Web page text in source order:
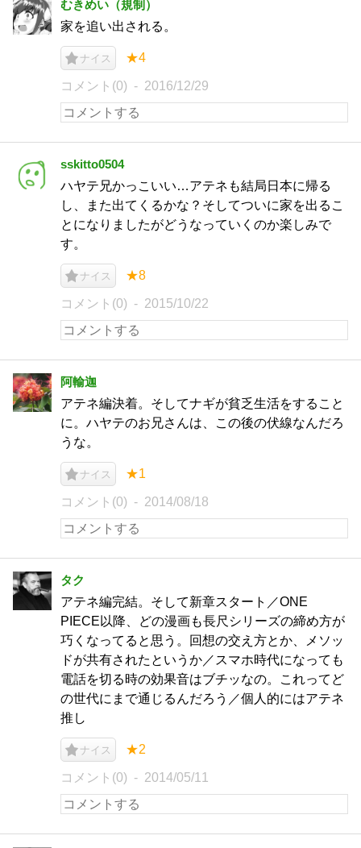
むきめい（規制）
家を追い出される。
ナイス ★4
コメント(0) 2016/12/29
sskitto0504
ハヤテ兄かっこいい…アテネも結局日本に帰る
し、また出てくるかな？そしてついに家を出るこ
とになりましたがどうなっていくのか楽しみで
す。
ナイス ★8
コメント(0) 2015/10/22
阿輸迦
アテネ編決着。そしてナギが貧乏生活をすること
に。ハヤテのお兄さんは、この後の伏線なんだろ
うな。
ナイス ★1
コメント(0) 2014/08/18
タク
アテネ編完結。そして新章スタート／ONE
PIECE以降、どの漫画も長尺シリーズの締め方が
巧くなってると思う。回想の交え方とか、メソッ
ドが共有されたというか／スマホ時代になっても
電話を切る時の効果音はブチッなの。これってど
の世代にまで通じるんだろう／個人的にはアテネ
推し
ナイス ★2
コメント(0) 2014/05/11